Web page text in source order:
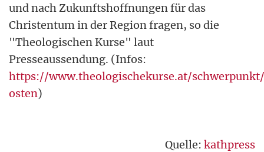
und nach Zukunftshoffnungen für das
Christentum in der Region fragen, so die
"Theologischen Kurse" laut
Presseaussendung. (Infos:
https://www.theologischekurse.at/
osten)
Quelle: kathpress